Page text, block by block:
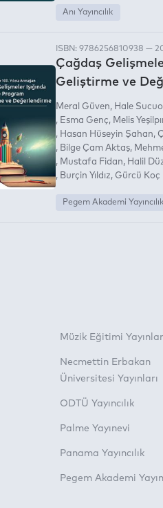
Anı Yayıncılık
ISBN: 9786256810938 —
Çağdaş
Geliştirme ve
Meral Güven Hale
Esma Genç
Melis
Hasan Hüseyin Şahan
Bilge Çam Aktaş
Mustafa Fidan
Halil
Burçin Yıldız
Gürcü Koç
Pegem Akademi Yayıncılık
Müzik Eğitimi
Necmettin Erbakan
Üniversitesi Yayınları
ODTÜ Yayıncılık
Palme Yayınevi
Panama Yayıncılık
Pegem Akademi